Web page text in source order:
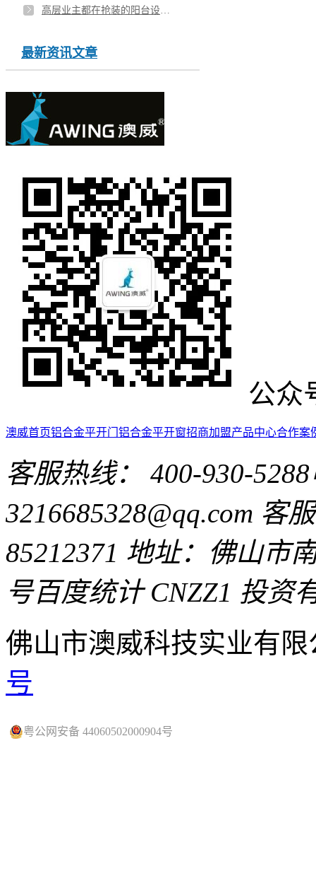
最新资讯文章
公众
澳威首页铝合金平开门 铝合金平开窗招商加盟产品中心合作案
客服热线： 400-930-5288
3216685328@qq.com 客
85212371 地址：佛山市
号百度统计 CNZZ1 投资
佛山市澳威科技实业有限
号
粤公网安备 44060502000904号